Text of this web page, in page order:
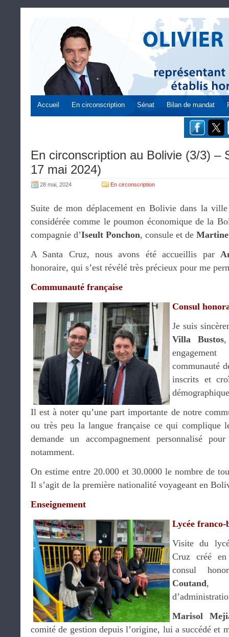
Accueil En circonscription Sénat Bilan de mandat
En circonscription au Bolivie (3/3) –
17 mai 2024)
28 mai, 2024 En circonscription
Suite de mon déplacement en Bolivie dans la
considérée comme le poumon économique de la
compagnie d’Iseult Ponchon, consule et de
A Santa Cruz, nous avons été accueillis par
honoraire, qui s’est révélé très précieux pour me
Communauté française
Consul
Je suis
Villa Bustos,
communauté
inscrits et
Il est à noter qu’une part importante de notre
ou très peu la langue française ce qui complique
demande un accompagnement personnalisé
notamment.
On estime entre 20.000 et 30.0000 le nombre de
Il s’agit de la première nationalité voyageant en
Enseignement
Lycée
Visite du
Cruz créé
consul
Coutand,
Marisol
comité de gestion depuis l’origine, lui a succédé et